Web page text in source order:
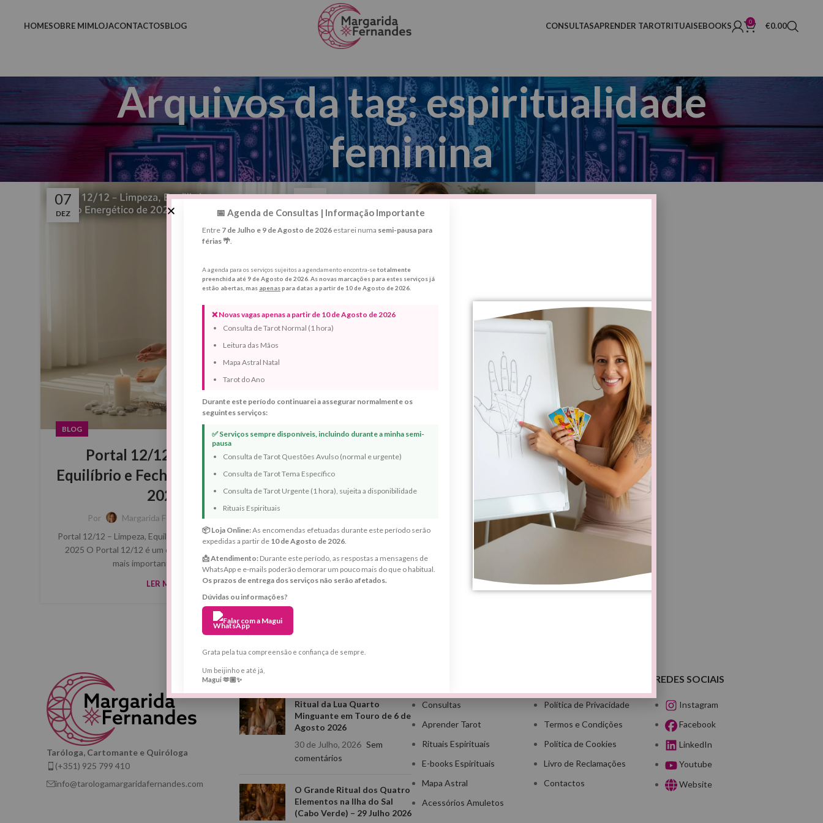
HOMESOBRE MIMLOJACONTACTOSBLOG CONSULTASAPRENDER TAROTRITUAISEBOOKS 0 €0.00
Arquivos da tag: espiritualidade
feminina
07
DEZ
BLOG
Portal 12/12 – Limpeza,
Equilíbrio e Fecho Energético de
2025
Por Margarida Fernandes
Portal 12/12 – Limpeza, Equilíbrio e Fecho Energético de
2025 O Portal 12/12 é um dos momentos espirituais
mais importantes do ano. ...
LER MAIS
01
DEZ
BLOG
Ritual da Última Lua Cheia de
2025 – Fecho de Ciclos, Clareza
Mental e Abertura de Caminhos
Por
Ritual da Última Lua Cheia de 2025 – Fecho de Ciclos,
Clareza Mental e Abertura de Caminhos para 2026 A
Última Lua Cheia de 2025 chega...
Taróloga, Cartomante e Quiróloga
(+351) 925 799 410
info@tarologamargaridafernandes.com
ÚLTIMOS POSTS
Ritual da Lua Quarto
Minguante em Touro de 6 de
Agosto 2026
30 de Julho, 2026 Sem
comentários
O Grande Ritual dos Quatro
Elementos na Ilha do Sal
(Cabo Verde) – 29 Julho 2026
Consultas
Aprender Tarot
Rituais Espirituais
E-books Espirituais
Mapa Astral
Acessórios Amuletos
Política de Privacidade
Termos e Condições
Política de Cookies
Livro de Reclamações
Contactos
REDES SOCIAIS
Instagram
Facebook
LinkedIn
Youtube
Website
📅 Agenda de Consultas | Informação Importante
Entre 7 de Julho e 9 de Agosto de 2026 estarei numa semi-pausa para
férias 🌴
A agenda para os serviços sujeitos a agendamento encontra-setotalmente
preenchida até 9 de Agosto de 2026 As novas marcações para estes serviços já
estão abertas, mas apenaspara datas a partir de 10 de Agosto de 2026.
❌ Novas vagas apenas a partir de 10 de Agosto de 2026
Consulta de Tarot Normal (1 hora)
Leitura das Mãos
Mapa Astral Natal
Tarot do Ano
Durante este período continuarei a assegurar normalmente os
seguintes serviços:
✅ Serviços sempre disponíveis, incluindo durante a minha semi-
pausa
Consulta de Tarot Questões Avulso (normal e urgente)
Consulta de Tarot Tema Específico
Consulta de Tarot Urgente (1 hora), sujeita a disponibilidade
Rituais Espirituais
📦 Loja Online:As encomendas efetuadas durante este período serão
expedidas a partir de 10 de Agosto de 2026
📩 Atendimento: Durante este período, as respostas a mensagens de
WhatsApp e e-mails poderão demorar um pouco mais do que o habitual.
Os prazos de entrega dos serviços não serão afetados.
Dúvidas ou informações?
Falar com a Magui
Grata pela tua compreensão e confiança de sempre.
Um beijinho e até já,
Magui 🫶🏼✨